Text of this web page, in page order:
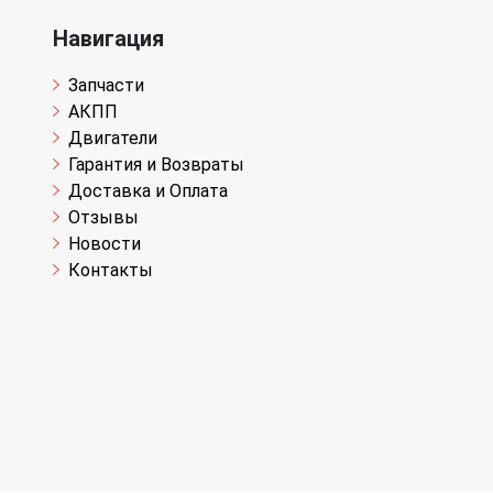
Навигация
Запчасти
АКПП
Двигатели
Гарантия и Возвраты
Доставка и Оплата
Отзывы
Новости
Контакты